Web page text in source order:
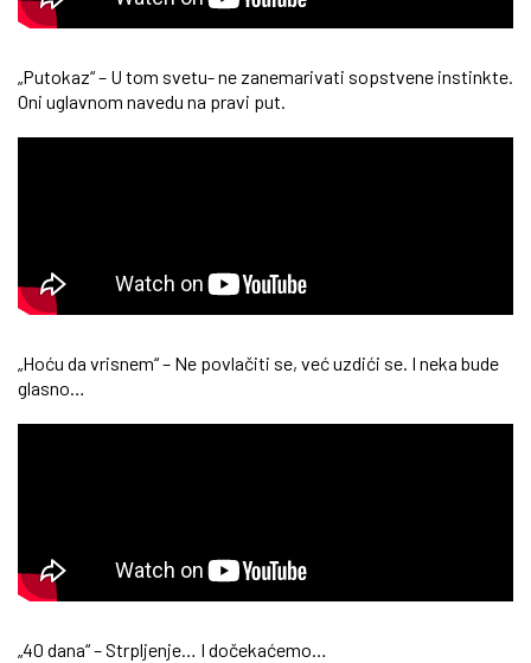
„Putokaz“ – U tom svetu- ne zanemarivati sopstvene instinkte.
Oni uglavnom navedu na pravi put.
„Hoću da vrisnem“ – Ne povlačiti se, već uzdići se. I neka bude
glasno…
„40 dana“ – Strpljenje… I dočekaćemo…